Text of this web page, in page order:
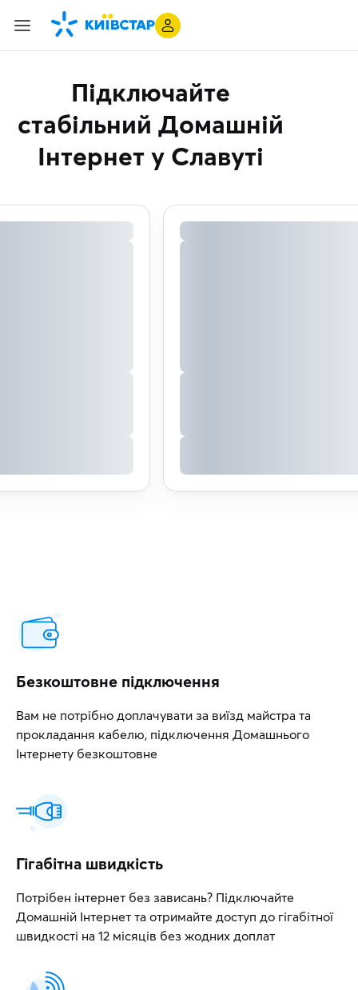
Підключайте
стабільний Домашній
Інтернет у Славуті
Безкоштовне підключення
Вам не потрібно доплачувати за виїзд майстра та
прокладання кабелю, підключення Домашнього
Інтернету безкоштовне
Гігабітна швидкість
Потрібен інтернет без зависань? Підключайте
Домашній Інтернет та отримайте доступ до гігабітної
швидкості на 12 місяців без жодних доплат